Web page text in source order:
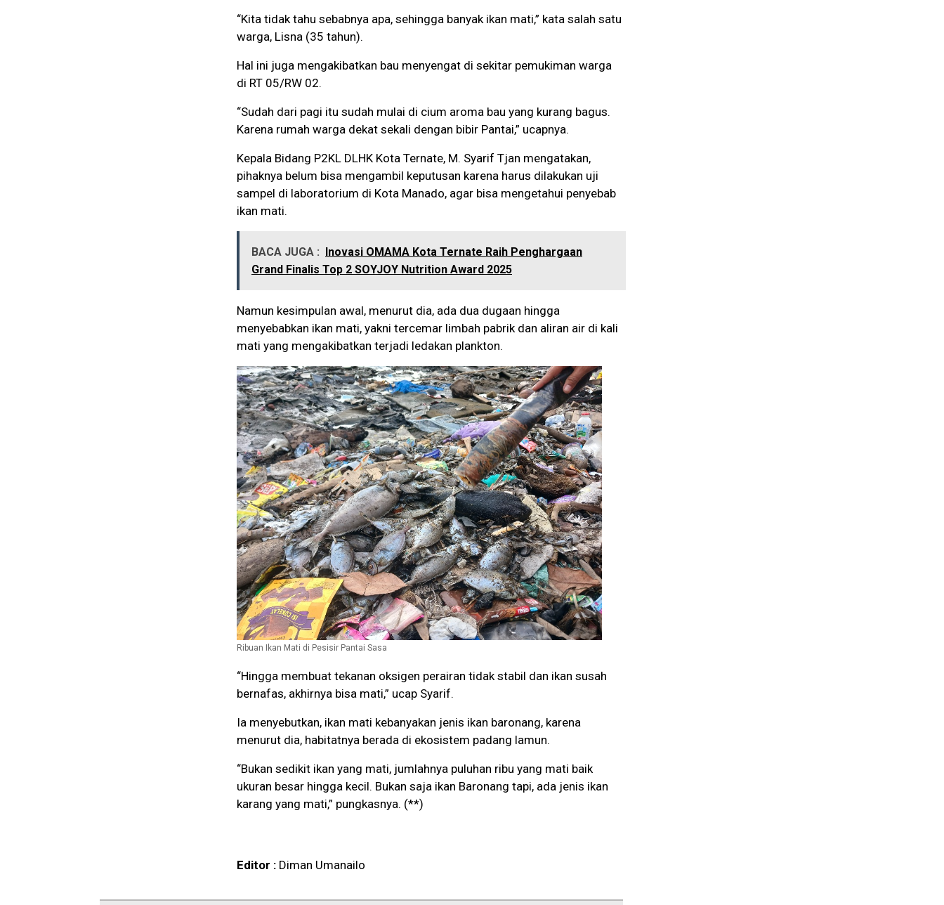
“Kita tidak tahu sebabnya apa, sehingga banyak ikan mati,” kata salah satu
warga, Lisna (35 tahun).
Hal ini juga mengakibatkan bau menyengat di sekitar pemukiman warga
di RT 05/RW 02.
“Sudah dari pagi itu sudah mulai di cium aroma bau yang kurang bagus.
Karena rumah warga dekat sekali dengan bibir Pantai,” ucapnya.
Kepala Bidang P2KL DLHK Kota Ternate, M. Syarif Tjan mengatakan,
pihaknya belum bisa mengambil keputusan karena harus dilakukan uji
sampel di laboratorium di Kota Manado, agar bisa mengetahui penyebab
ikan mati.
BACA JUGA : Inovasi OMAMA Kota Ternate Raih Penghargaan
Grand Finalis Top 2 SOYJOY Nutrition Award 2025
Namun kesimpulan awal, menurut dia, ada dua dugaan hingga
menyebabkan ikan mati, yakni tercemar limbah pabrik dan aliran air di kali
mati yang mengakibatkan terjadi ledakan plankton.
Ribuan Ikan Mati di Pesisir Pantai Sasa
“Hingga membuat tekanan oksigen perairan tidak stabil dan ikan susah
bernafas, akhirnya bisa mati,” ucap Syarif.
Ia menyebutkan, ikan mati kebanyakan jenis ikan baronang, karena
menurut dia, habitatnya berada di ekosistem padang lamun.
“Bukan sedikit ikan yang mati, jumlahnya puluhan ribu yang mati baik
ukuran besar hingga kecil. Bukan saja ikan Baronang tapi, ada jenis ikan
karang yang mati,” pungkasnya. (**)
Editor : Diman Umanailo